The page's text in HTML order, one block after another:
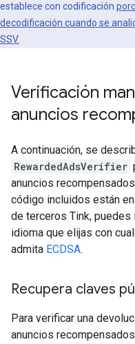
establece con codificación
decodificación cuando se
SSV.
Verificación
anuncios
A continuación, se
RewardedAdsVerifier
anuncios
código incluidos están
de terceros Tink,
idioma que elijas con
admita ECDSA.
Recupera claves
Para verificar una
anuncios